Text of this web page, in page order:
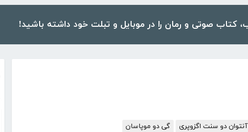
آنتوان دو سنت اگزوپری گی دو موپاسان